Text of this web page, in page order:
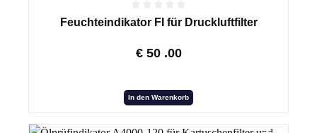
Feuchteindikator FI für Druckluftfilter
€ 50 .00
In den Warenkorb